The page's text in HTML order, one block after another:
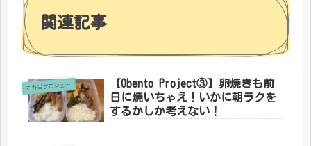
関連記事
お
弁当プロジェクト
【Obento Project③】卵焼きも前
日に焼いちゃえ！いかに朝ラクを
するかしか考えない！